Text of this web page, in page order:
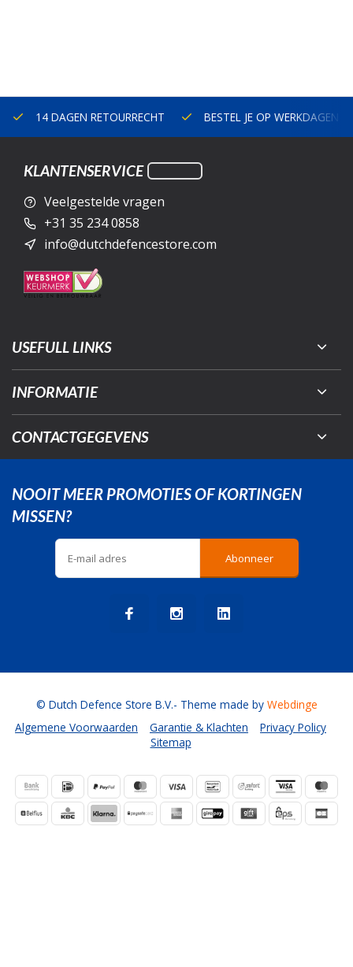
14 DAGEN RETOURRECHT BESTEL JE OP WERKDAGEN
KLANTENSERVICE
Veelgestelde vragen
+31 35 234 0858
info@dutchdefencestore.com
USEFULL LINKS
INFORMATIE
CONTACTGEGEVENS
NOOIT MEER PROMOTIES OF KORTINGEN
MISSEN?
Abonneer
Algemene Voorwaarden Garantie & Klachten
Privacy Policy
Sitemap
© Dutch Defence Store B.V.- Theme made by Webdinge